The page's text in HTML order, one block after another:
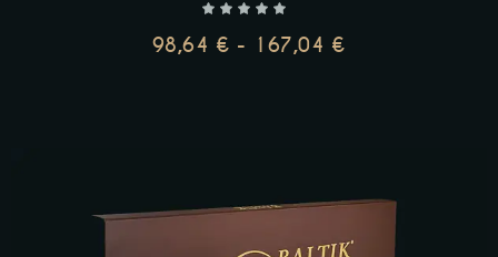
98,64 € - 167,04 €